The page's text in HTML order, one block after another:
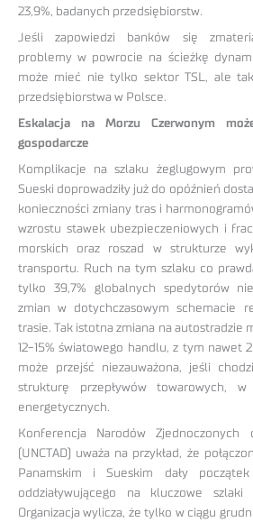
23,9%, badanych przedsiębiorstw.
Jeśli zapowiedzi banków się
problemy w powrocie na ścieżkę
może mieć nie tylko sektor TSL, ale
przedsiębiorstwa w Polsce.
Eskalacja na Morzu Czerwonym
gospodarcze
Komplikacje na szlaku żeglugowym
Sueski doprowadziły już do opóźnień
konieczności zmiany tras i
wzrostu stawek ubezpieczeniowych i
morskich oraz roszad w strukturze
transportu. Ruch na tym szlaku co
tylko 39,7% globalnych spedytorów
zmian w dotychczasowym schemacie
trasie. Tak istotna zmiana na autostradzie
12-15% światowego handlu, z tym nawet
może przejść niezauważona, jeśli
strukturę przepływów towarowych,
energetycznych.
Konferencja Narodów
(UNCTAD) uważa na przykład, że
Panamskim i Sueskim dały początek
oddziaływującego na kluczowe
Organizacja wylicza, że tylko w ciągu